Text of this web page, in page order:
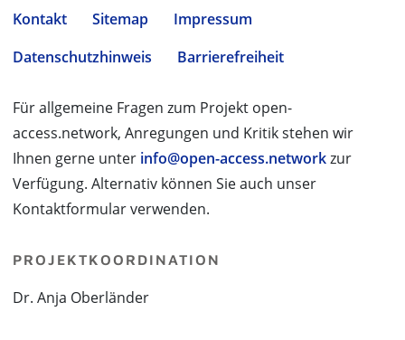
Kontakt Sitemap
Impressum
Datenschutzhinweis
Barrierefreiheit
Für allgemeine Fragen zum Projekt open-
access.network, Anregungen und Kritik stehen wir
Ihnen gerne unter info@open-access.networkzur
Verfügung. Alternativ können Sie auch unser
Kontaktformular verwenden.
PROJEKTKOORDINATION
Dr. Anja Oberländer